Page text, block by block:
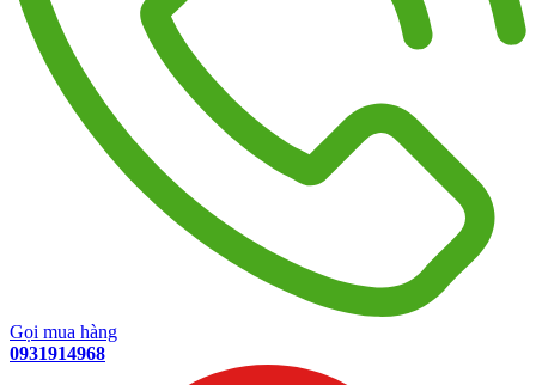
Gọi mua hàng
0931914968